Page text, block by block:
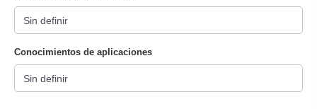
Conocimientos de aplicaciones